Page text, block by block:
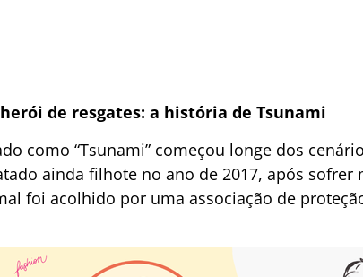
de resgates: a história de Tsunami
como “Tsunami” começou longe dos
ainda filhote no ano de 2017, após sofrer
foi acolhido por uma associação de